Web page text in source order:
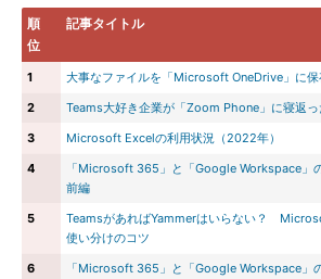
順
位
記事タイトル
1
大事なファイルを「Microsoft OneDrive」に保
2
Teams大好き企業が「Zoom Phone」に寝返っ
3
Microsoft Excelの利用状況（2022年）
4
「Microsoft 365」と「Google Workspace」
前編
5
TeamsがあればYammerはいらない？
使い分けのコツ
6
「Microsoft 365」と「Google Workspace」